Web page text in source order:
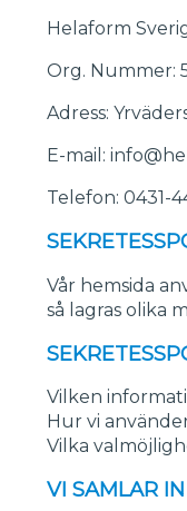
Helaform
Org. Nummer:
Adress:
E-mail:
Telefon: 0431-
Vår hemsida
så lagras olika
Vilken
Hur vi
Vilka
VI SAMLAR